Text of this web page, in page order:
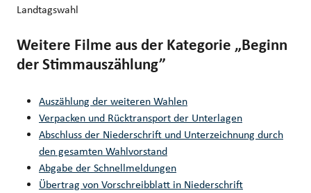
Landtagswahl
Weitere Filme aus der Kategorie „Beginn
der Stimmauszählung”
Auszählung der weiteren Wahlen
Verpacken und Rücktransport der Unterlagen
Abschluss der Niederschrift und Unterzeichnung durch
den gesamten Wahlvorstand
Abgabe der Schnellmeldungen
Übertrag von Vorschreibblatt in Niederschrift